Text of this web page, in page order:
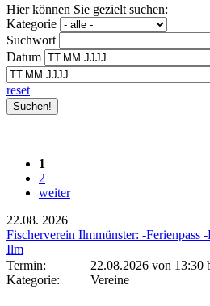
Hier können Sie gezielt suchen:
Kategorie
Suchwort
Datum
reset
1
2
weiter
22.08. 2026
Fischerverein Ilmmünster: -Ferienpass
Ilm
Termin:
22.08.2026 von 13:30
Kategorie:
Vereine